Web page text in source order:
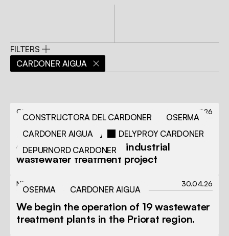
FILTERS
CARDONER AIGUA
CONSTRUCTORA DEL CARDONER
OSERMA
CARDONER AIGUA
DELYPROY CARDONER
DEPURNORD CARDONER
ONGOING PROJECT 08.07.26
Cardoner Group brings together its
expertise in a strategic industrial
wastewater treatment project
OSERMA CARDONER AIGUA
NEWS 30.04.26
We begin the operation of 19 wastewater
treatment plants in the Priorat region.